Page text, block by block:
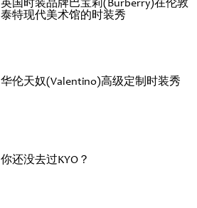
英国时装品牌巴宝莉(Burberry)在伦敦
泰特现代美术馆的时装秀
华伦天奴(Valentino)高级定制时装秀
你还没去过KYO？